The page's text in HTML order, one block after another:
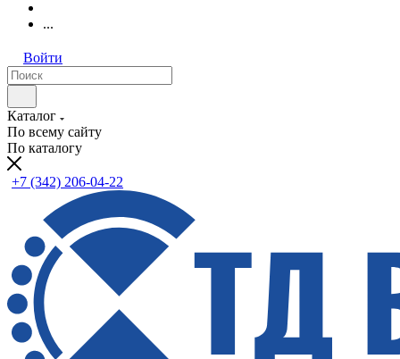
...
Войти
Каталог
По всему сайту
По каталогу
+7 (342) 206-04-22